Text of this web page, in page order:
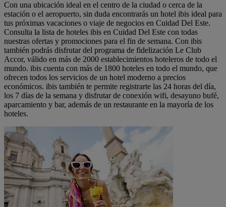
Con una ubicación ideal en el centro de la ciudad o cerca de la
estación o el aeropuerto, sin duda encontrarás un hotel ibis ideal para
tus próximas vacaciones o viaje de negocios en Cuidad Del Este.
Consulta la lista de hoteles ibis en Cuidad Del Este con todas
nuestras ofertas y promociones para el fin de semana. Con ibis
también podrás disfrutar del programa de fidelización Le Club
Accor, válido en más de 2000 establecimientos hoteleros de todo el
mundo. ibis cuenta con más de 1800 hoteles en todo el mundo, que
ofrecen todos los servicios de un hotel moderno a precios
económicos. ibis también te permite registrarte las 24 horas del día,
los 7 días de la semana y disfrutar de conexión wifi, desayuno bufé,
aparcamiento y bar, además de un restaurante en la mayoría de los
hoteles.